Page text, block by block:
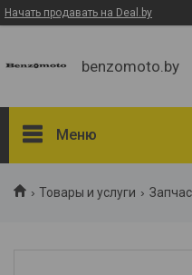
Начать продавать на Deal.by
benzomoto.by
Меню
Товары и услуги